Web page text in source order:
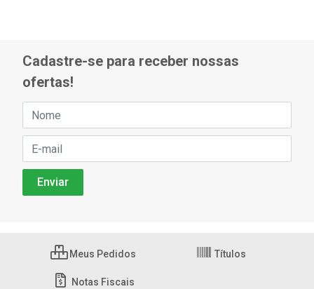
Cadastre-se para receber nossas
ofertas!
Meus Pedidos Títulos
Notas Fiscais